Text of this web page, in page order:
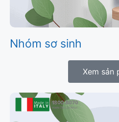
Nhóm sơ sinh
Xem sản